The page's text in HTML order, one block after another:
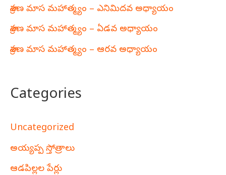
శ్రావణ మాస మహాత్మ్యం – ఎనిమిదవ అధ్యాయం
శ్రావణ మాస మహాత్మ్యం – ఏడవ అధ్యాయం
శ్రావణ మాస మహాత్మ్యం – ఆరవ అధ్యాయం
Categories
Uncategorized
అయ్యప్ప స్తోత్రాలు
ఆడపిల్లల పేర్లు